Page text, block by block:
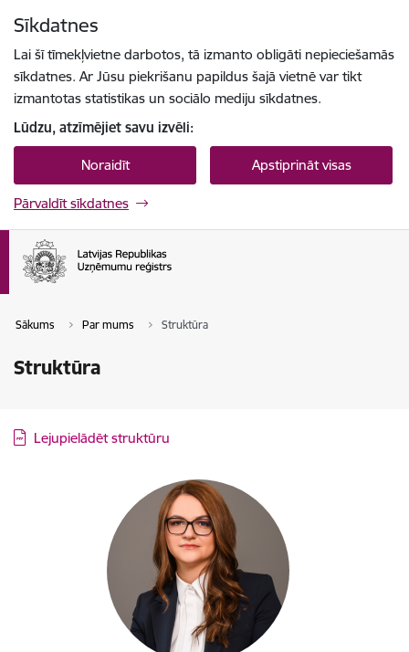
Sīkdatnes
Lai šī tīmekļvietne darbotos, tā izmanto obligāti nepieciešamās
sīkdatnes. Ar Jūsu piekrišanu papildus šajā vietnē var tikt
izmantotas statistikas un sociālo mediju sīkdatnes.
Lūdzu, atzīmējiet savu izvēli:
Noraidīt Apstiprināt visas
Pārvaldīt sīkdatnes
Sākums Par mums Struktūra
Struktūra
Lejupielādēt struktūru